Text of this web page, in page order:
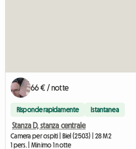
66 € / notte
Risponde rapidamente Istantanea
Stanza D, stanza centrale
Camera per ospiti | Biel (2503) | 28 M2
1 pers. | Minimo 1 notte